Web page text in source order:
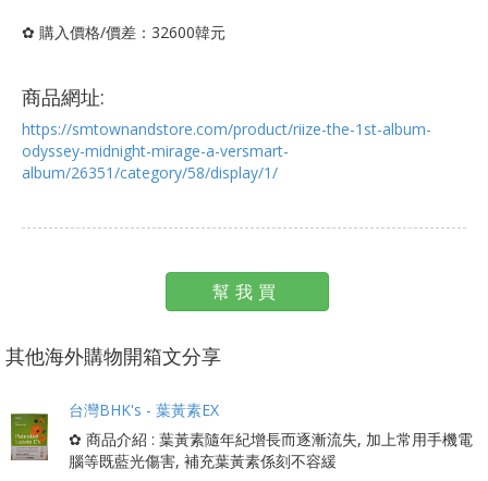
✿ 購入價格/價差：32600韓元
商品網址:
https://smtownandstore.com/product/riize-the-1st-album-
odyssey-midnight-mirage-a-versmart-
album/26351/category/58/display/1/
幫我買
其他海外購物開箱文分享
台灣BHK's - 葉黃素EX
✿ 商品介紹 : 葉黃素隨年紀增長而逐漸流失, 加上常用手機電
腦等既藍光傷害, 補充葉黃素係刻不容緩